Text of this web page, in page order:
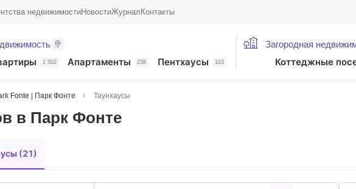
недвижимостиНовостиЖурнал Контакты
1 502 Апартаменты 238 Пентхаусы 103
Загородная
Коттеджные
Fonte | Парк Фонте Таунхаусы
в Парк Фонте
(21)